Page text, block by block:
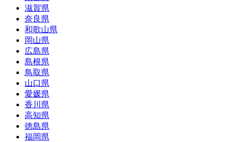
滋賀県
奈良県
和歌山県
岡山県
広島県
島根県
鳥取県
山口県
愛媛県
香川県
高知県
徳島県
福岡県